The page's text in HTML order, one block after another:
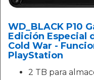
WD_BLACK P10
Edición Especial
Cold War -
PlayStation
2 TB para